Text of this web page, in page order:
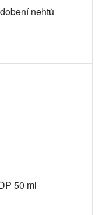
nehtů
50 ml